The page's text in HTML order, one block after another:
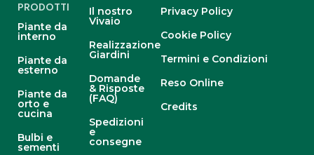
PRODOTTI
Piante da
interno
Piante da
esterno
Piante da
orto e
cucina
Bulbi e
sementi
Il nostro
Vivaio
Realizzazione
Giardini
Domande
& Risposte
(FAQ)
Spedizioni
e
consegne
Privacy Policy
Cookie Policy
Termini e Condizioni
Reso Online
Credits